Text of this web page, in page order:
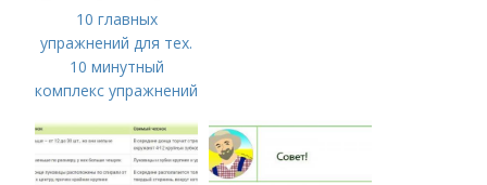
10 главных
упражнений для тех.
10 минутный
комплекс упражнений
времени на спорт